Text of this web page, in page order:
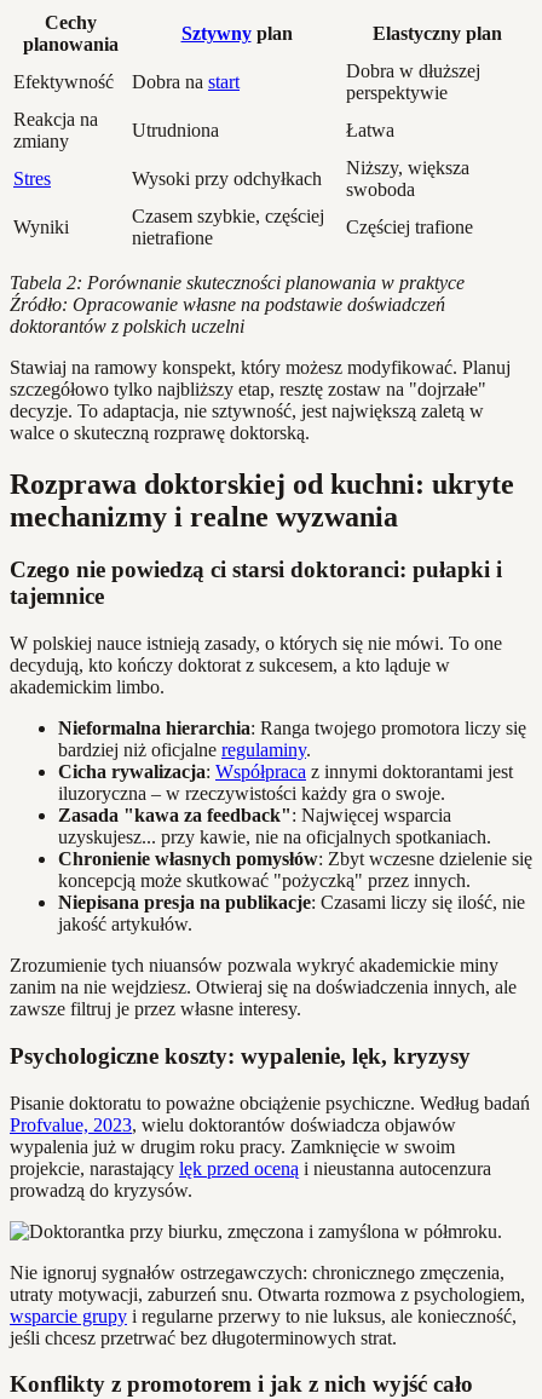
Cechy
planowania
Sztywnyplan Elastyczny plan
Efektywność Dobra na start
Dobra w dłuższej
perspektywie
Reakcja na
zmiany
Utrudniona Łatwa
Stres Wysoki przy odchyłkach
Niższy, większa
swoboda
Wyniki
Czasem szybkie, częściej
nietrafione
Częściej trafione
Tabela 2: Porównanie skuteczności planowania w praktyce
Źródło: Opracowanie własne na podstawie doświadczeń
doktorantów z polskich uczelni
Stawiaj na ramowy konspekt, który możesz modyfikować. Planuj
szczegółowo tylko najbliższy etap, resztę zostaw na "dojrzałe"
decyzje. To adaptacja, nie sztywność, jest największą zaletą w
walce o skuteczną rozprawę doktorską.
Rozprawa doktorskiej od kuchni: ukryte
mechanizmy i realne wyzwania
Czego nie powiedzą ci starsi doktoranci: pułapki i
tajemnice
W polskiej nauce istnieją zasady, o których się nie mówi. To one
decydują, kto kończy doktorat z sukcesem, a kto ląduje w
akademickim limbo.
Nieformalna hierarchia: Ranga twojego promotora liczy się
bardziej niż oficjalne regulaminy.
Cicha rywalizacja: Współpraca z innymi doktorantami jest
iluzoryczna – w rzeczywistości każdy gra o swoje.
Zasada "kawa za feedback": Najwięcej wsparcia
uzyskujesz... przy kawie, nie na oficjalnych spotkaniach.
Chronienie własnych pomysłów: Zbyt wczesne dzielenie się
koncepcją może skutkować "pożyczką" przez innych.
Niepisana presja na publikacje: Czasami liczy się ilość, nie
jakość artykułów.
Zrozumienie tych niuansów pozwala wykryć akademickie miny
zanim na nie wejdziesz. Otwieraj się na doświadczenia innych, ale
zawsze filtruj je przez własne interesy.
Psychologiczne koszty: wypalenie, lęk, kryzysy
Pisanie doktoratu to poważne obciążenie psychiczne. Według badań
Profvalue, 2023, wielu doktorantów doświadcza objawów
wypalenia już w drugim roku pracy. Zamknięcie w swoim
projekcie, narastający lęk przed oceną i nieustanna autocenzura
prowadzą do kryzysów.
Nie ignoruj sygnałów ostrzegawczych: chronicznego zmęczenia,
utraty motywacji, zaburzeń snu. Otwarta rozmowa z psychologiem,
wsparcie grupy i regularne przerwy to nie luksus, ale konieczność,
jeśli chcesz przetrwać bez długoterminowych strat.
Konflikty z promotorem i jak z nich wyjść cało